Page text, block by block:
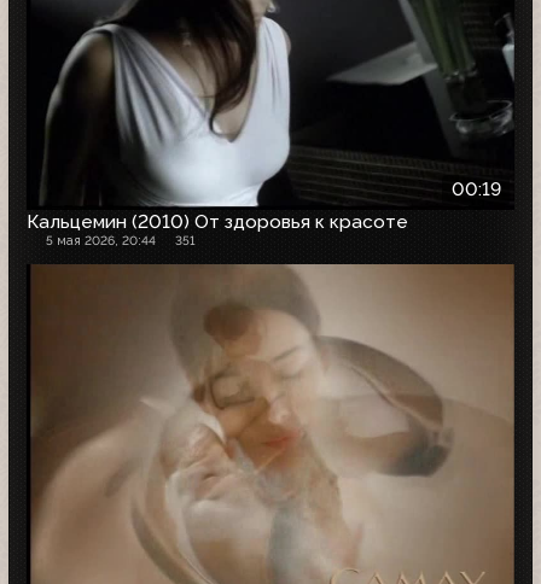
00:19
Кальцемин (2010) От здоровья к красоте
5 мая 2026, 20:44 351